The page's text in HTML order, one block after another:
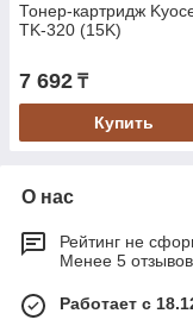
Тонер-картридж
TK-320 (15K)
7 692 ₸
Купить
О нас
Рейтинг не
Менее 5
Работает с